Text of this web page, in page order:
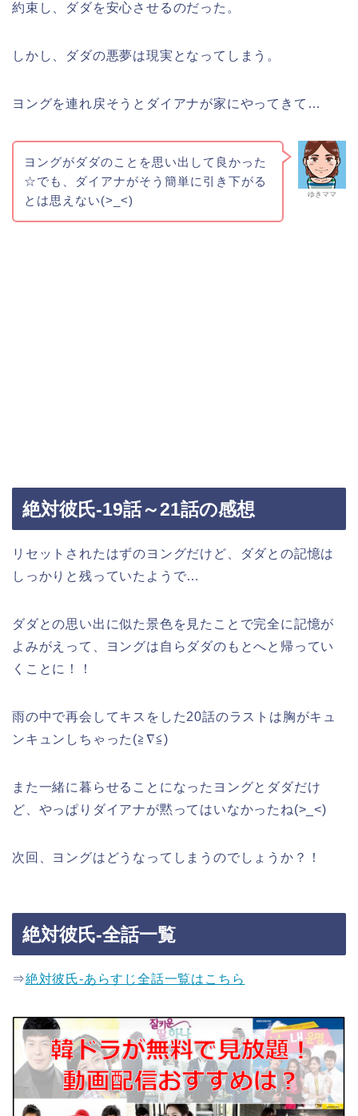
約束し、ダダを安心させるのだった。
しかし、ダダの悪夢は現実となってしまう。
ヨングを連れ戻そうとダイアナが家にやってきて…
ゆきママ
ヨングがダダのことを思い出して良かった
☆でも、ダイアナがそう簡単に引き下がる
とは思えない(>_<)
絶対彼氏-19話～21話の感想
リセットされたはずのヨングだけど、ダダとの記憶は
しっかりと残っていたようで…
ダダとの思い出に似た景色を見たことで完全に記憶が
よみがえって、ヨングは自らダダのもとへと帰ってい
くことに！！
雨の中で再会してキスをした20話のラストは胸がキュ
ンキュンしちゃった(≧∇≦)
また一緒に暮らせることになったヨングとダダだけ
ど、やっぱりダイアナが黙ってはいなかったね(>_<)
次回、ヨングはどうなってしまうのでしょうか？！
絶対彼氏-全話一覧
⇒絶対彼氏-あらすじ全話一覧はこちら